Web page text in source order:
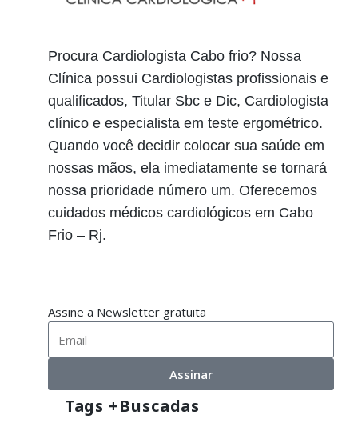
Procura Cardiologista Cabo frio? Nossa
Clínica possui Cardiologistas profissionais e
qualificados, Titular Sbc e Dic, Cardiologista
clínico e especialista em teste ergométrico.
Quando você decidir colocar sua saúde em
nossas mãos, ela imediatamente se tornará
nossa prioridade número um. Oferecemos
cuidados médicos cardiológicos em Cabo
Frio – Rj.
Assine a Newsletter gratuita
Assinar
Tags +buscadas